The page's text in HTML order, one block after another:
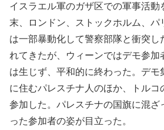
イスラエル軍のガザ区での軍事活動
末、ロンドン、ストックホルム、パ
は一部暴動化して警察部隊と衝突し
れてきたが、ウィーンではデモ参加
は生じず、平和的に終わった。デモ
に住むパレスチナ人のほか、トルコ
参加した。パレスチナの国旗に混ざ
った参加者の姿が目立った。